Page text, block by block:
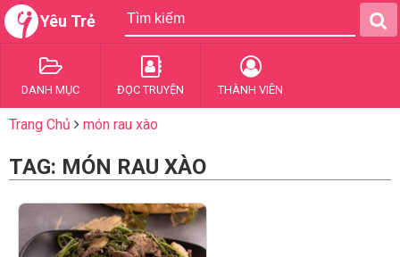
Yêu Trẻ
DANH MỤC ĐỌC TRUYỆN THÀNH VIÊN
Trang Chủ món rau xào
TAG: MÓN RAU XÀO